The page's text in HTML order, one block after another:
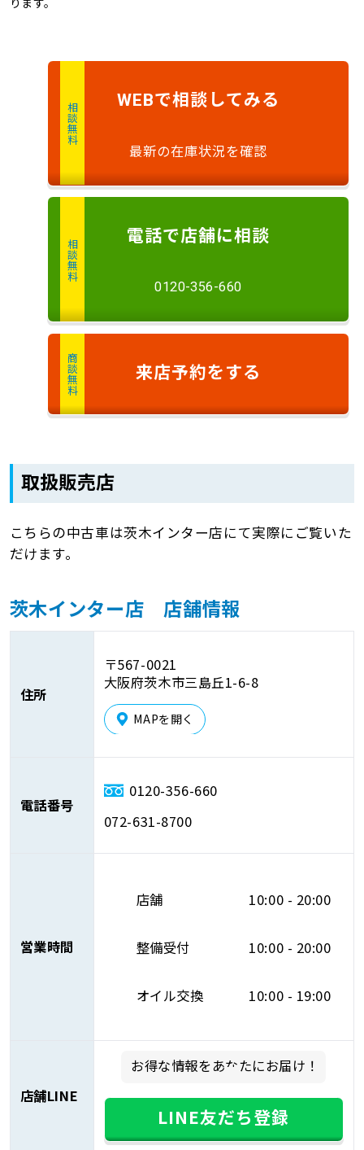
相談無料
WEBで相談 してみる
最新の在庫状況を確認
相談無料
電話で店舗に相談
0120-356-660
商談無料 来店予約をする
取扱販売店
こちらの中古車は茨木インター店にて実際にご覧いた
だけます。
茨木インター店 店舗情報
住所
〒567-0021
大阪府茨木市三島丘1-6-8
MAPを開く
電話番号
0120-356-660
072-631-8700
営業時間
店舗 10:00 - 20:00
整備受付 10:00 - 20:00
オイル交換 10:00 - 19:00
店舗LINE
お得な情報をあなたにお届け！
LINE友だち登録